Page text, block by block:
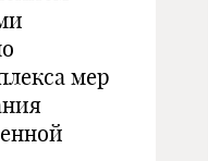
мер